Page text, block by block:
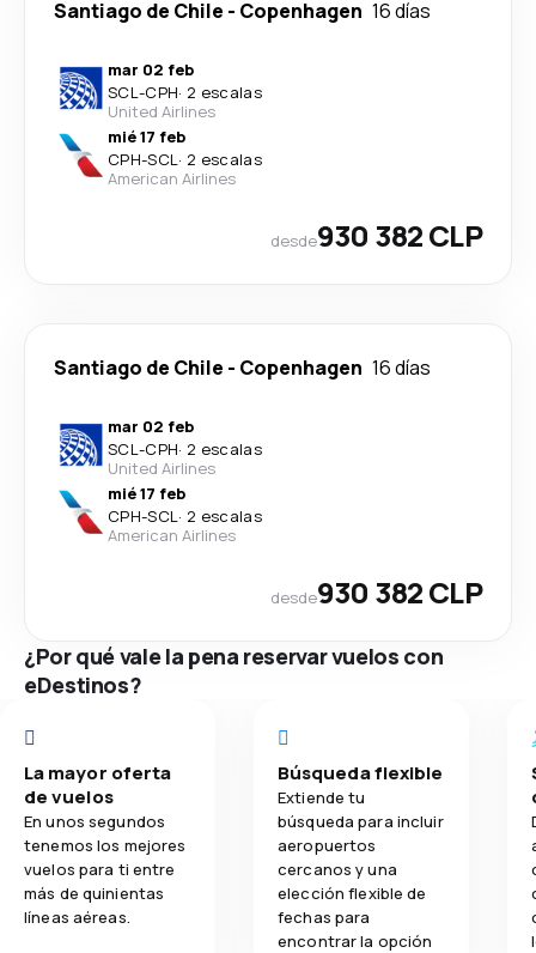
Santiago de Chile - Copenhagen 16 días
mar 02 feb
SCL-CPH· 2 escalas
United Airlines
mié 17 feb
CPH-SCL· 2 escalas
American Airlines
desde930 382 CLP
Santiago de Chile - Copenhagen 16 días
mar 02 feb
SCL-CPH· 2 escalas
United Airlines
mié 17 feb
CPH-SCL· 2 escalas
American Airlines
desde930 382 CLP
¿Por qué vale la pena reservar vuelos con
eDestinos?
La mayor oferta
de vuelos
En unos segundos
tenemos los mejores
vuelos para ti entre
más de quinientas
líneas aéreas.
Búsqueda flexible
Extiende tu
búsqueda para incluir
aeropuertos
cercanos y una
elección flexible de
fechas para
encontrar la opción